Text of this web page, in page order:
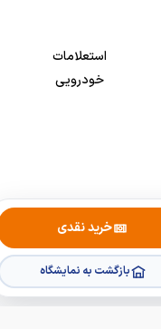
خرید نقدی
بازگشت به نمایشگاه
استعلامات
خودرویی